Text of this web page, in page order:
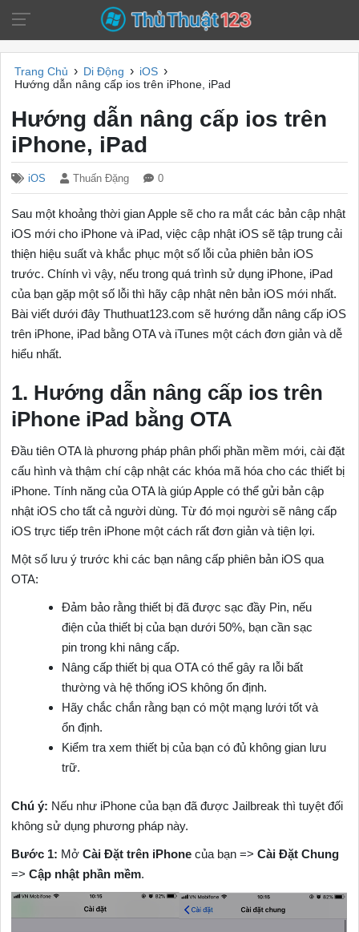
Trang Chủ › Di Động › iOS ›
Hướng dẫn nâng cấp ios trên iPhone, iPad
Hướng dẫn nâng cấp ios trên
iPhone, iPad
iOS Thuấn Đặng 0
Sau một khoảng thời gian Apple sẽ cho ra mắt các bản cập nhật
iOS mới cho iPhone và iPad, việc cập nhật iOS sẽ tập trung cải
thiện hiệu suất và khắc phục một số lỗi của phiên bản iOS
trước. Chính vì vậy, nếu trong quá trình sử dụng iPhone, iPad
của bạn gặp một số lỗi thì hãy cập nhật nên bản iOS mới nhất.
Bài viết dưới đây Thuthuat123.com sẽ hướng dẫn nâng cấp iOS
trên iPhone, iPad bằng OTA và iTunes một cách đơn giản và dễ
hiểu nhất.
1. Hướng dẫn nâng cấp ios trên
iPhone iPad bằng OTA
Đầu tiên OTA là phương pháp phân phối phần mềm mới, cài đặt
cấu hình và thậm chí cập nhật các khóa mã hóa cho các thiết bị
iPhone. Tính năng của OTA là giúp Apple có thể gửi bản cập
nhật iOS cho tất cả người dùng. Từ đó mọi người sẽ nâng cấp
iOS trực tiếp trên iPhone một cách rất đơn giản và tiện lợi.
Một số lưu ý trước khi các bạn nâng cấp phiên bản iOS qua
OTA:
Đảm bảo rằng thiết bị đã được sạc đầy Pin, nếu
điện của thiết bị của bạn dưới 50%, bạn cần sạc
pin trong khi nâng cấp.
Nâng cấp thiết bị qua OTA có thể gây ra lỗi bất
thường và hệ thống iOS không ổn định.
Hãy chắc chắn rằng bạn có một mạng lưới tốt và
ổn định.
Kiểm tra xem thiết bị của bạn có đủ không gian lưu
trữ.
Chú ý: Nếu như iPhone của bạn đã được Jailbreak thì tuyệt đối
không sử dụng phương pháp này.
Bước 1: MởCài Đặt trên iPhone của bạn =>Cài Đặt Chung
=>Cập nhật phần mềm.